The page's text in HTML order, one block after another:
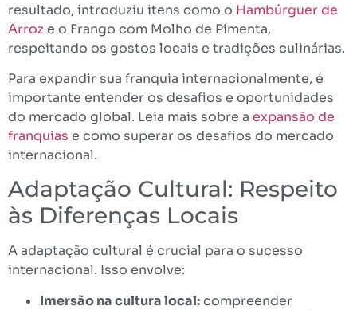
resultado, introduziu itens como o Hambúrguer de
Arroze o Frango com Molho de Pimenta,
respeitando os gostos locais e tradições culinárias.
Para expandir sua franquia internacionalmente, é
importante entender os desafios e oportunidades
do mercado global. Leia mais sobre a expansão de
franquias e como superar os desafios do mercado
internacional.
Adaptação Cultural: Respeito
às Diferenças Locais
A adaptação cultural é crucial para o sucesso
internacional. Isso envolve:
Imersão na cultura local:compreender